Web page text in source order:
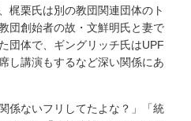
梶栗氏は別の教団関連団体のト
団創始者の故・文鮮明氏と妻で
団体で、ギングリッチ氏はUPF
し講演もするなど深い関係にあ
係ないフリしてたよな？」「統